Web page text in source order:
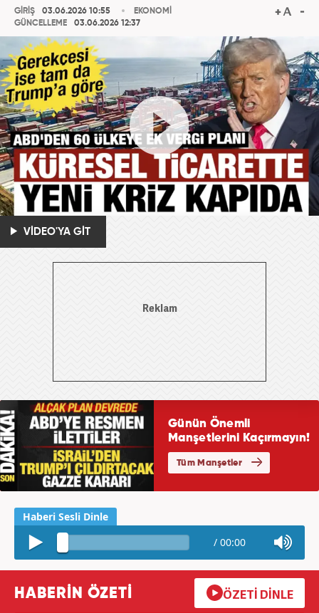
GİRİŞ
03.06.2026 10:55
GÜNCELLEME
03.06.2026 12:37
EKONOMİ
VİDEO'YA GİT
/ 00:00
HABERİN ÖZETİ ÖZETİ DİNLE